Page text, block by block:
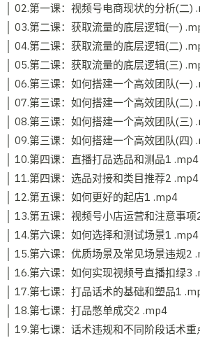
│ 02.第一课：视频号电商现状的分析(二)
│ 03.第二课：获取流量的底层逻辑(一)
│ 04.第二课：获取流量的底层逻辑(二)
│ 05.第二课：获取流量的底层逻辑(三)
│ 06.第三课：如何搭建一个高效团队(一)
│ 07.第三课：如何搭建一个高效团队(二)
│ 08.第三课：如何搭建一个高效团队(三)
│ 09.第三课：如何搭建一个高效团队(四)
│ 10.第四课：直播打品选品和测品1 .mp4
│ 11.第四课：选品对接和类目推荐2 .mp4
│ 12.第五课：如何更好的起店1 .mp4
│ 13.第五课：视频号小店运营和注意事
│ 14.第六课：如何选择和测试场景1 .mp4
│ 15.第六课：优质场景及常见场景违规2
│ 16.第六课：如何实现视频号直播扣绿3
│ 17.第七课：打品话术的基础和塑品1
│ 18.第七课：打品憋单成交2 .mp4
│ 19.第七课：话术违规和不同阶段话术